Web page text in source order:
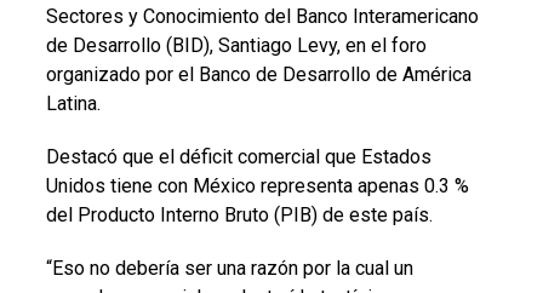
Sectores y Conocimiento del Banco Interamericano
de Desarrollo (BID), Santiago Levy, en el foro
organizado por el Banco de Desarrollo de América
Latina.
Destacó que el déficit comercial que Estados
Unidos tiene con México representa apenas 0.3 %
del Producto Interno Bruto (PIB) de este país.
“Eso no debería ser una razón por la cual un